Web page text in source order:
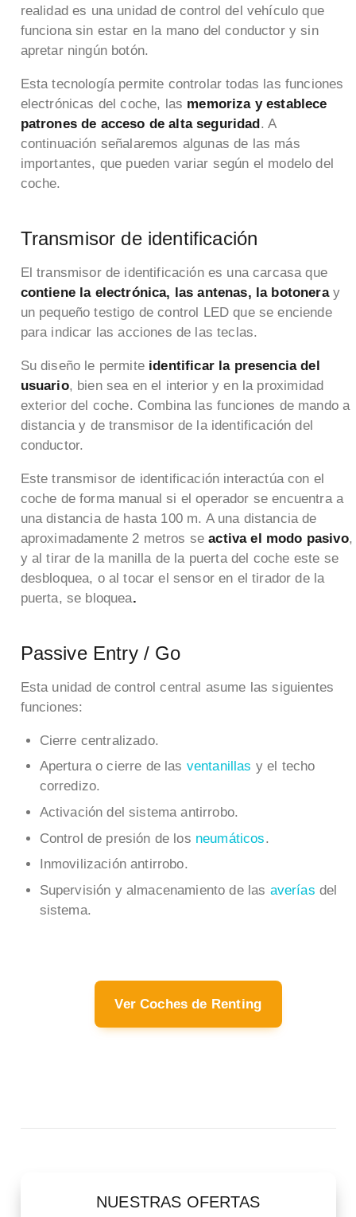
realidad es una unidad de control del vehículo que
funciona sin estar en la mano del conductor y sin
apretar ningún botón.
Esta tecnología permite controlar todas las funciones
electrónicas del coche, las memoriza y establece
patrones de acceso de alta seguridad . A
continuación señalaremos algunas de las más
importantes, que pueden variar según el modelo del
coche.
Transmisor de identificación
El transmisor de identificación es una carcasa que
contiene la electrónica, las antenas, la botoneray
un pequeño testigo de control LED que se enciende
para indicar las acciones de las teclas.
Su diseño le permite identificar la presencia del
usuario, bien sea en el interior y en la proximidad
exterior del coche. Combina las funciones de mando a
distancia y de transmisor de la identificación del
conductor.
Este transmisor de identificación interactúa con el
coche de forma manual si el operador se encuentra a
una distancia de hasta 100 m. A una distancia de
aproximadamente 2 metros seactiva el modo pasivo,
y al tirar de la manilla de la puerta del coche este se
desbloquea, o al tocar el sensor en el tirador de la
puerta, se bloquea.
Passive Entry / Go
Esta unidad de control central asume las siguientes
funciones:
Cierre centralizado.
Apertura o cierre de las ventanillas y el techo
corredizo.
Activación del sistema antirrobo.
Control de presión de los neumáticos.
Inmovilización antirrobo.
Supervisión y almacenamiento de las averías del
sistema.
Ver Coches de Renting
NUESTRAS OFERTAS